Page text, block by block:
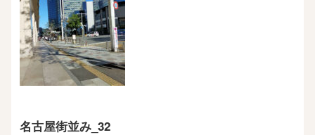
名古屋街並み_32